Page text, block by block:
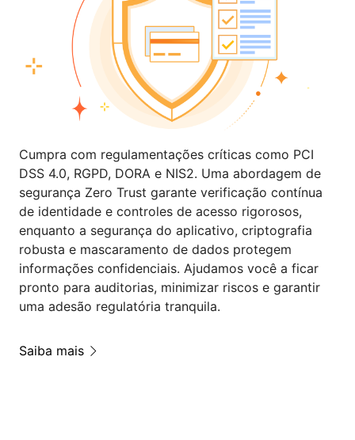
Cumpra com regulamentações críticas como PCI
DSS 4.0, RGPD, DORA e NIS2. Uma abordagem de
segurança Zero Trust garante verificação contínua
de identidade e controles de acesso rigorosos,
enquanto a segurança do aplicativo, criptografia
robusta e mascaramento de dados protegem
informações confidenciais. Ajudamos você a ficar
pronto para auditorias, minimizar riscos e garantir
uma adesão regulatória tranquila.
Saiba mais